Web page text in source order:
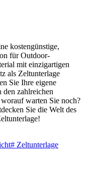
kostengünstige,
für Outdoor-
mit einzigartigen
als Zeltunterlage
Sie Ihre eigene
den zahlreichen
warten Sie noch?
Sie die Welt des
# Zeltunterlage